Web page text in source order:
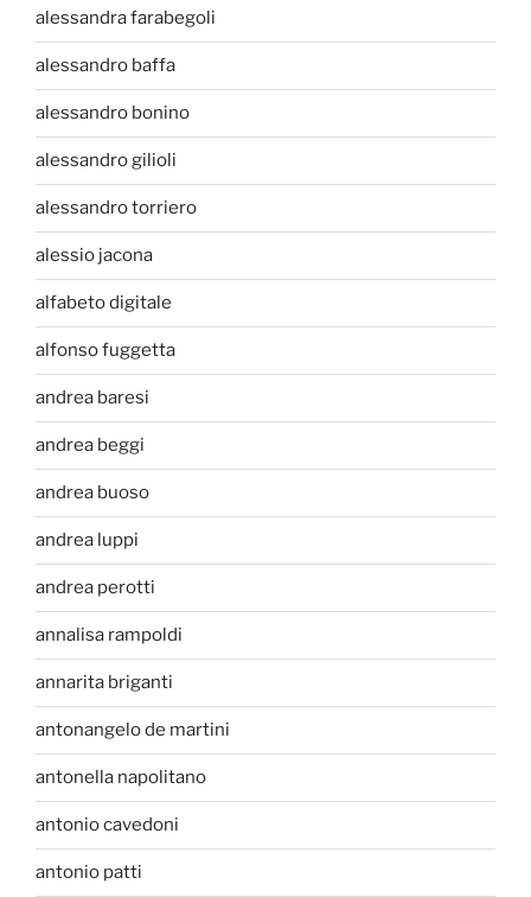
alessandra farabegoli
alessandro baffa
alessandro bonino
alessandro gilioli
alessandro torriero
alessio jacona
alfabeto digitale
alfonso fuggetta
andrea baresi
andrea beggi
andrea buoso
andrea luppi
andrea perotti
annalisa rampoldi
annarita briganti
antonangelo de martini
antonella napolitano
antonio cavedoni
antonio patti